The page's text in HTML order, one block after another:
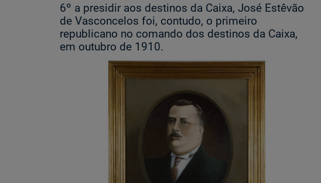
6º a presidir aos destinos da Caixa, José Estêvão
de Vasconcelos foi, contudo, o primeiro
republicano no comando dos destinos da Caixa,
em outubro de 1910.